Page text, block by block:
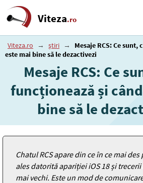
Viteza.ro
Viteza.ro → știri →
Mesaje RCS: Ce
este mai bine să le dezactivezi
Mesaje RCS: Ce
funcționează și
bine să le
Chatul RCS apare din ce în ce mai
ales datorită apariției iOS 18 și
mai vechi. Este un mod de